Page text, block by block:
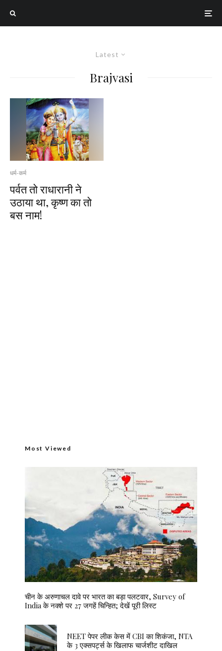
Latest
Brajvasi
धर्म-कर्म
पर्वत तो राधारानी ने
उठाया था, कृष्ण का तो
बस नाम!
Most Viewed
चीन के अरुणाचल दावे पर भारत का बड़ा पलटवार, Survey of
India के नक्शे पर 27 जगहें चिन्हित; देखें पूरी लिस्ट
NEET पेपर लीक केस में CBI का शिकंजा, NTA
के 3 एक्सपर्ट्स के खिलाफ चार्जशीट दाखिल